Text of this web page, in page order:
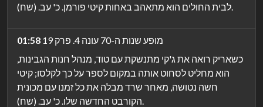
לבית החולים הוא מתאהב באחות קיטי פורמן. כ' עב. (שח).
01:58
מופע שנות ה-70 עונה 4. פרק 19
כשאריק רואה את ג'קי מתנשקת עם טוד, מנהל חנות הגבינות,
הוא מחליט לסחוט אותה במקום לספר על כך לקלסו; קיטי
חשה נטושה, מאחר שרד מבלה את כל זמנו עם מכונית
הקורבט החדשה שלו. כ' עב. (שח).